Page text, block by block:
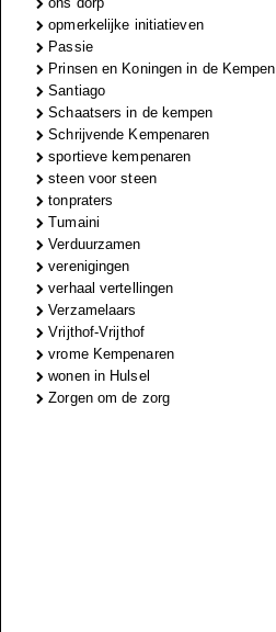
opmerkelijke initiatieven
Passie
Prinsen en Koningen in de Kempen
Santiago
Schaatsers in de kempen
Schrijvende Kempenaren
sportieve kempenaren
steen voor steen
tonpraters
Tumaini
Verduurzamen
verenigingen
verhaal vertellingen
Verzamelaars
Vrijthof-Vrijthof
vrome Kempenaren
wonen in Hulsel
Zorgen om de zorg